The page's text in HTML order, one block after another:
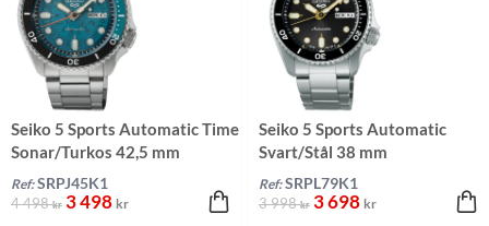
Seiko 5 Sports Automatic Time
Sonar/Turkos 42,5 mm
Ref: SRPJ45K1
4 498kr 3 498 kr
Seiko 5 Sports Automatic
Svart/Stål 38 mm
Ref: SRPL79K1
3 998kr 3 698 kr